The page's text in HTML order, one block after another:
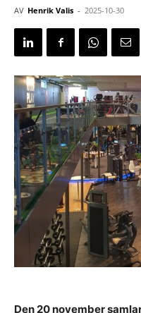
AV Henrik Valis - 2025-10-30
Den 20 november